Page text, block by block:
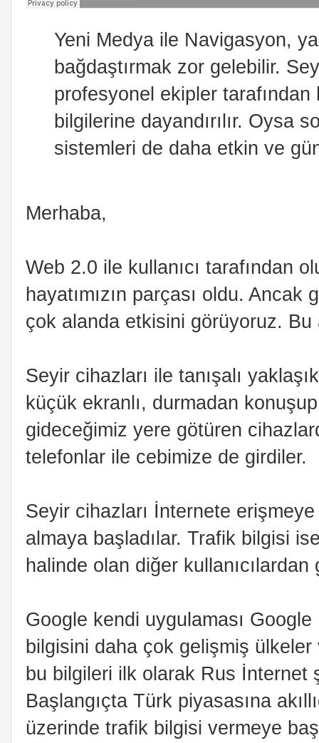
Yeni Medya ile Navigasyon,
bağdaştırmak zor gelebilir.
profesyonel ekipler tarafından
bilgilerine dayandırılır. Oysa
sistemleri de daha etkin ve
Merhaba,
Web 2.0 ile kullanıcı tarafından
hayatımızın parçası oldu.
çok alanda etkisini görüyoruz.
Seyir cihazları ile tanışalı
küçük ekranlı, durmadan
gideceğimiz yere götüren
telefonlar ile cebimize de girdiler.
Seyir cihazları İnternete
almaya başladılar. Trafik bilgisi
halinde olan diğer
Google kendi uygulaması
bilgisini daha çok gelişmiş
bu bilgileri ilk olarak Rus İnternet
Başlangıçta Türk piyasasına
üzerinde trafik bilgisi vermeye